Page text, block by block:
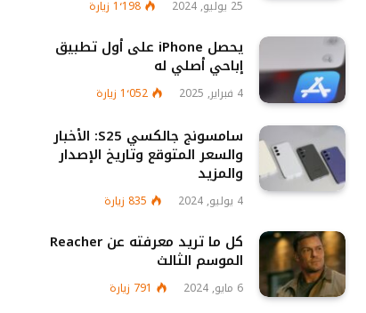
25 يوليو, 2024 1٬198 زيارة
يحصل iPhone على أول تطبيق
إباحي أصلي له
4 فبراير, 2025 1٬052 زيارة
سامسونج جالكسي S25: الأخبار
والسعر المتوقع وتاريخ الإصدار
والمزيد
4 يوليو, 2024 835 زيارة
كل ما تريد معرفته عن Reacher
الموسم الثالث
6 مايو, 2024 791 زيارة